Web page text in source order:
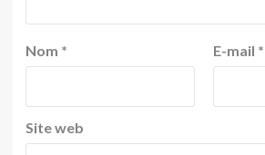
Nom * E-mail *
Site web